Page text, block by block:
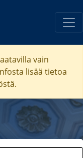
vain
lisää tietoa